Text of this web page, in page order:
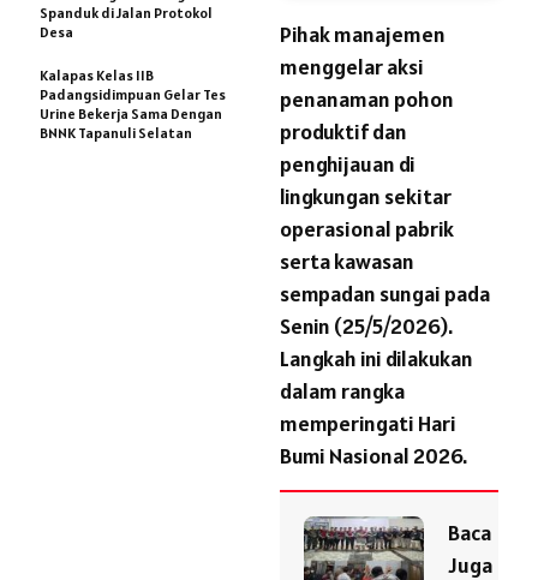
Pihak manajemen
menggelar aksi
penanaman pohon
produktif dan
penghijauan di
lingkungan sekitar
operasional pabrik
serta kawasan
sempadan sungai pada
Senin (25/5/2026).
Langkah ini dilakukan
dalam rangka
memperingati Hari
Bumi Nasional 2026.
Baca
Juga
Spanduk di Jalan Protokol
Desa
Kalapas Kelas IIB
Padangsidimpuan Gelar Tes
Urine Bekerja Sama Dengan
BNNK Tapanuli Selatan